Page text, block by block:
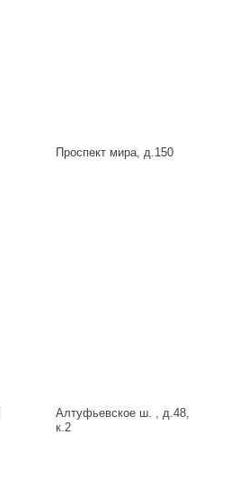
Проспект мира, д.150
Алтуфьевское ш. , д.48,
к.2